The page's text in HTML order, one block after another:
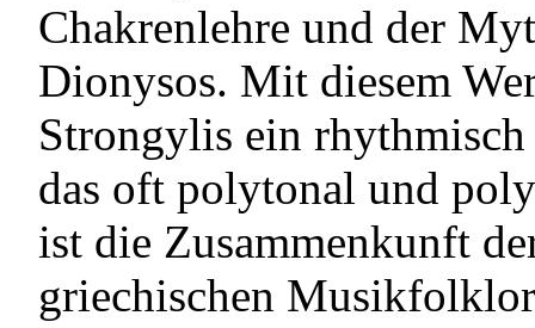
Chakrenlehre und der
Dionysos. Mit diesem
Strongylis ein rhythmisch
das oft polytonal und
ist die Zusammenkunft
griechischen